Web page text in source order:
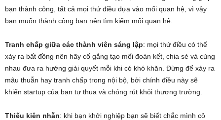
bạn thành công, tất cả mọi thứ điều dựa vào mối quan hệ, vì vậy
bạn muốn thành công bạn nên tìm kiếm mối quan hệ.
Tranh chấp giữa các thành viên sáng lập: mọi thứ điều có thể
xảy ra bất đồng nên hãy cố gắng tạo mối đoàn kết, chia sẻ và cùng
nhau đưa ra hướng giải quyết mỗi khi có khó khăn. Đừng để xảy ra
mâu thuẫn hay tranh chấp trong nội bộ, bởi chính điều này sẽ
khiến startup của bạn tự thua và chóng rút khỏi thương trường.
Thiếu kiên nhẫn: khi bạn khởi nghiệp bạn sẽ biết chắc mình cô